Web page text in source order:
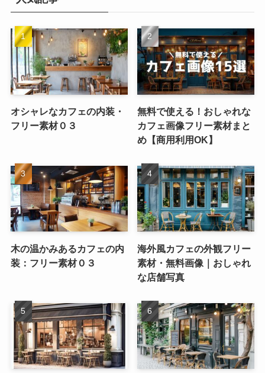
オシャレなカフェの内装・
フリー素材０３
無料で使える！おしゃれな
カフェ画像フリー素材まと
め【商用利用OK】
木の温かみあるカフェの内
装：フリー素材０３
海外風カフェの外観フリー
素材・無料画像｜おしゃれ
な店舗写真